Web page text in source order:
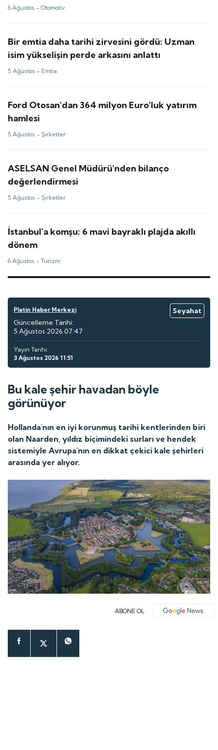
6 Ağustos -Otomotiv
Bir emtia daha tarihi zirvesini gördü: Uzman
isim yükselişin perde arkasını anlattı
5 Ağustos - Emtia
Ford Otosan'dan 364 milyon Euro'luk yatırım
hamlesi
5 Ağustos -Şirketler
ASELSAN Genel Müdürü'nden bilanço
değerlendirmesi
5 Ağustos -Şirketler
İstanbul'a komşu: 6 mavi bayraklı plajda akıllı
dönem
6 Ağustos -Turizm
Platin Haber Merkezi
Seyahat
Güncelleme Tarihi:
5 Ağustos 2026 07:47
Yayın Tarihi:
3 Ağustos 2026 11:51
Bu kale şehir havadan böyle
görünüyor
Hollanda'nın en iyi korunmuş tarihi kentlerinden biri
olan Naarden, yıldız biçimindeki surları ve hendek
sistemiyle Avrupa'nın en dikkat çekici kale şehirleri
arasında yer alıyor.
ABONE OL